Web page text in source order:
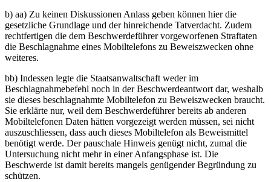
b) aa) Zu keinen Diskussionen Anlass geben können hier die
gesetzliche Grundlage und der hinreichende Tatverdacht. Zudem
rechtfertigen die dem Beschwerdeführer vorgeworfenen Straftaten
die Beschlagnahme eines Mobiltelefons zu Beweiszwecken ohne
weiteres.
bb) Indessen legte die Staatsanwaltschaft weder im
Beschlagnahmebefehl noch in der Beschwerdeantwort dar, weshalb
sie dieses beschlagnahmte Mobiltelefon zu Beweiszwecken braucht.
Sie erklärte nur, weil dem Beschwerdeführer bereits ab anderen
Mobiltelefonen Daten hätten vorgezeigt werden müssen, sei nicht
auszuschliessen, dass auch dieses Mobiltelefon als Beweismittel
benötigt werde. Der pauschale Hinweis genügt nicht, zumal die
Untersuchung nicht mehr in einer Anfangsphase ist. Die
Beschwerde ist damit bereits mangels genügender Begründung zu
schützen.